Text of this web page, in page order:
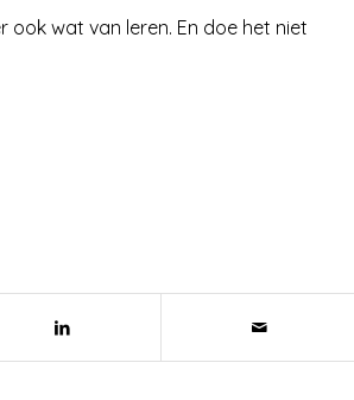
ook wat van leren. En doe het niet